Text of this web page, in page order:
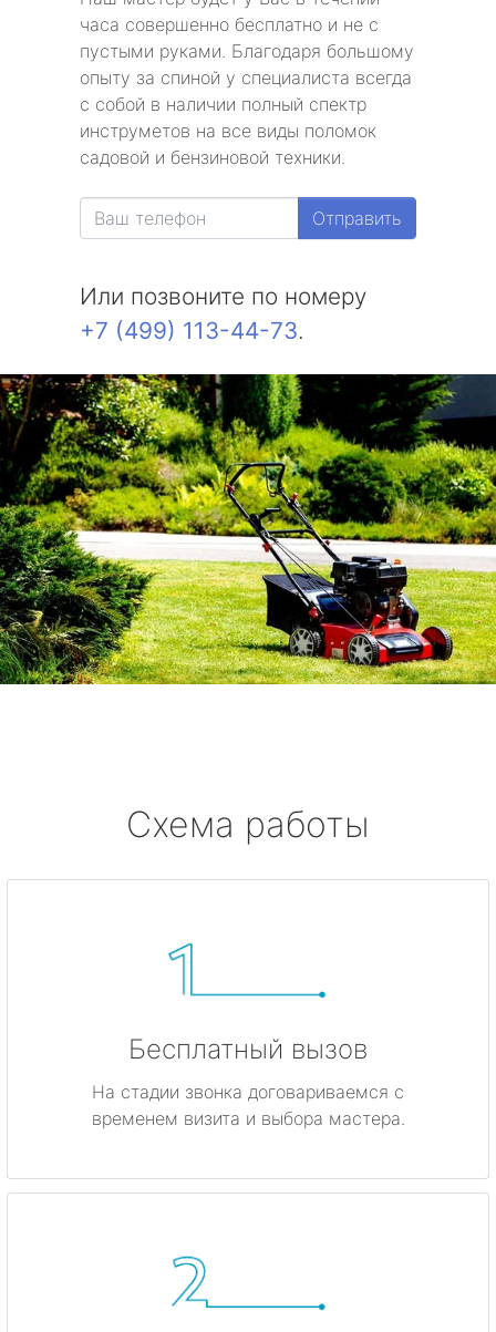
часа совершенно бесплатно и не с
пустыми руками. Благодаря большому
опыту за спиной у специалиста всегда
с собой в наличии полный спектр
инструметов на все виды поломок
садовой и бензиновой техники.
Отправить
Или позвоните по номеру
+7 (499) 113-44-73.
Схема работы
Бесплатный вызов
На стадии звонка договариваемся с
временем визита и выбора мастера.